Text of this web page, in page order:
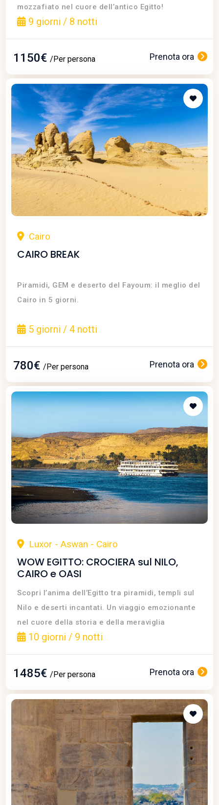
mozzafiato nel cuore dell’antico Egitto!
9 giorni / 8 notti
1150€ /Per persona Prenota ora
Cairo
CAIRO BREAK
Piramidi, GEM e deserto del Fayoum: il meglio del
Cairo in 5 giorni.
5 giorni / 4 notti
780€ /Per persona Prenota ora
Luxor - Aswan - Cairo
WOW EGITTO: CROCIERA sul NILO,
CAIRO e OASI
Scopri l’anima dell’Egitto tra piramidi, templi sul
Nilo e deserti incantati. Un viaggio emozionante
nel cuore della storia e della meraviglia
10 giorni / 9 notti
1485€ /Per persona Prenota ora